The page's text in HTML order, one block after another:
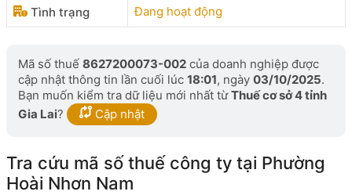
Tình trạng Đang hoạt động
Mã số thuế 8627200073-002 của doanh nghiệp được
cập nhật thông tin lần cuối lúc 18:01, ngày 03/10/2025.
Bạn muốn kiểm tra dữ liệu mới nhất từThuế cơ sở 4 tỉnh
Gia Lai? Cập nhật
Tra cứu mã số thuế công ty tại Phường
Hoài Nhơn Nam